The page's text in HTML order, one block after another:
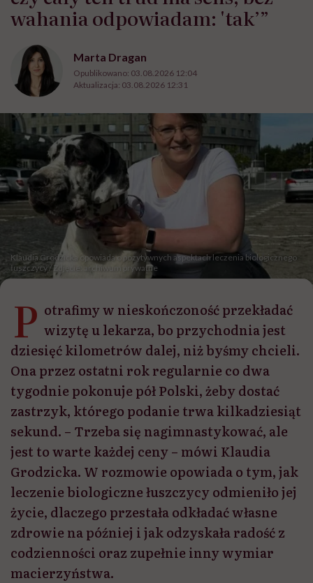
wahania odpowiadam: 'tak’”
Marta Dragan
Opublikowano: 03.08.2026 12:04
Aktualizacja: 03.08.2026 12:31
Klaudia Grodzicka opowiada o pozytywnych aspektach leczenia biologicznego
łuszczycy / Zdjęcie: archiwum prywatne
P otrafimy w nieskończoność przekładać
wizytę u lekarza, bo przychodnia jest
dziesięć kilometrów dalej, niż byśmy chcieli.
Ona przez ostatni rok regularnie co dwa
tygodnie pokonuje pół Polski, żeby dostać
zastrzyk, którego podanie trwa kilkadziesiąt
sekund. – Trzeba się nagimnastykować, ale
jest to warte każdej ceny – mówi Klaudia
Grodzicka. W rozmowie opowiada o tym, jak
leczenie biologiczne łuszczycy odmieniło jej
życie, dlaczego przestała odkładać własne
zdrowie na później i jak odzyskała radość z
codzienności oraz zupełnie inny wymiar
macierzyństwa.